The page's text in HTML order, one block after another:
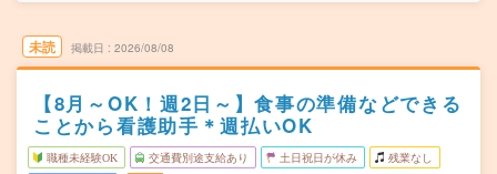
未読 掲載日 2026/08/08
【8月～OK！週2日～】食事の準備などできる
ことから看護助手＊週払いOK
職種未経験OK 交通費別途支給あり 土日祝日が休み 残業なし